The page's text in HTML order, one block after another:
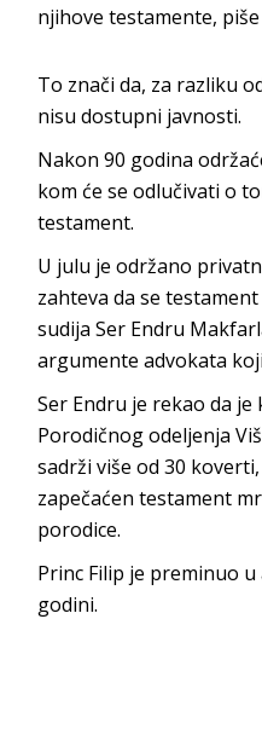
njihove testamente, piše
To znači da, za razliku
nisu dostupni javnosti.
Nakon 90 godina
kom će se odlučivati o
testament.
U julu je održano
zahteva da se
sudija Ser Endru
argumente advokata
Ser Endru je rekao da
Porodičnog odeljenja
sadrži više od 30
zapečaćen testament
porodice.
Princ Filip je preminuo
godini.